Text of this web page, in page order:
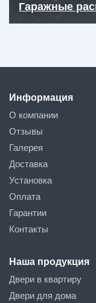
Гаражные
Информация
О компании
Отзывы
Галерея
Доставка
Установка
Оплата
Гарантии
Контакты
Наша продукция
Двери в квартиру
Двери для дома